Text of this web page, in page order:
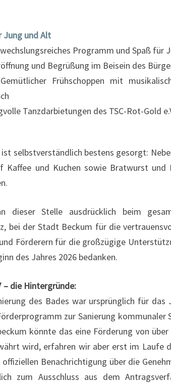
Jung und Alt
Programm und Spaß für
und Begrüßung im Beisein des
Frühschoppen mit
Tanzdarbietungen des TSC-Rot-Gold
ist selbstverständlich bestens gesorgt:
Kaffee und Kuchen sowie Bratwurst
dieser Stelle ausdrücklich beim
bei der Stadt Beckum für die
Förderern für die großzügige
des Jahres 2026 bedanken.
– die Hintergründe:
des Bades war ursprünglich für
zur Sanierung
könnte das eine Förderung von
wird, erfahren wir aber erst im Laufe
Benachrichtigung über die
zum Ausschluss aus dem